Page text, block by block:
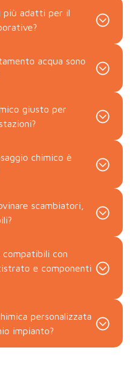
più adatti per il
acqua sono
giusto per
chimico è
scambiatori,
con
e componenti
personalizzata
impianto?